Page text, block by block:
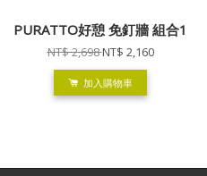
PURATTO好憩 免釘牆 組合1
NT$ 2,698NT$ 2,160
加入購物車